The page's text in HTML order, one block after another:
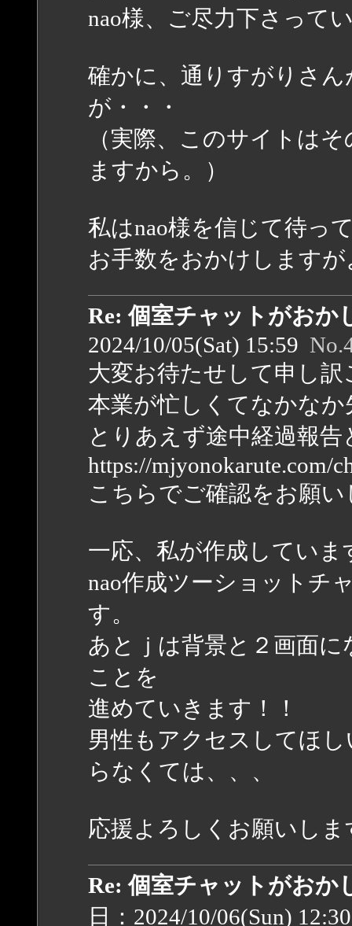
nao様、ご尽力下さって
確かに、通りすがりさ
が・・・
（実際、このサイトは
ますから。）
私はnao様を信じて待っ
お手数をおかけします
Re: 個室チャットがおか
2024/10/05(Sat) 15:59
大変お待たせして申し
本業が忙しくてなかな
とりあえず途中経過報
https://mjyonokarute.com/
こちらでご確認をお願
一応、私が作成していま
nao作成ツーショットチ
す。
あとｊは背景と２画面
ことを
進めていきます！！
男性もアクセスしてほ
らなくては、、、
応援よろしくお願いしま
Re: 個室チャットがおか
日：2024/10/06(Sun)